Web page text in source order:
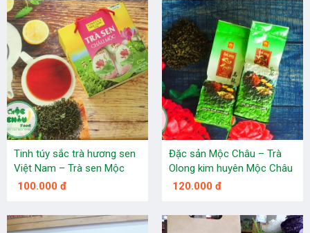
Tinh túy sắc trà hương sen
Việt Nam – Trà sen Mộc
Châu (500g)
100.000 đ
Đặc sản Mộc Châu – Trà
Olong kim huyên Mộc Châu
(300g)
120.000 đ